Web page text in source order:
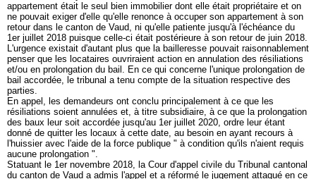
appartement était le seul bien immobilier dont elle était propriétaire et on
ne pouvait exiger d'elle qu'elle renonce à occuper son appartement à son
retour dans le canton de Vaud, ni qu'elle patiente jusqu'à l'échéance du
1er juillet 2018 puisque celle-ci était postérieure à son retour de juin 2018.
L'urgence existait d'autant plus que la bailleresse pouvait raisonnablement
penser que les locataires ouvriraient action en annulation des résiliations
et/ou en prolongation du bail. En ce qui concerne l'unique prolongation de
bail accordée, le tribunal a tenu compte de la situation respective des
parties.
En appel, les demandeurs ont conclu principalement à ce que les
résiliations soient annulées et, à titre subsidiaire, à ce que la prolongation
des baux leur soit accordée jusqu'au 1er juillet 2020, ordre leur étant
donné de quitter les locaux à cette date, au besoin en ayant recours à
l'huissier avec l'aide de la force publique " à condition qu'ils n'aient requis
aucune prolongation ".
Statuant le 1er novembre 2018, la Cour d'appel civile du Tribunal cantonal
du canton de Vaud a admis l'appel et a réformé le jugement attaqué en ce